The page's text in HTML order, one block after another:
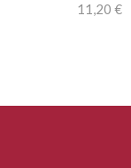
11,20 €